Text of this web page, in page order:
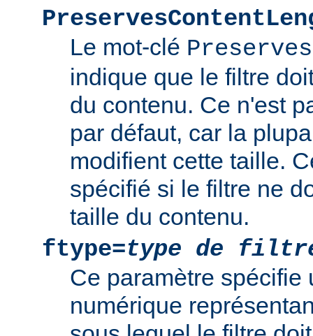
Le mot-clé
indique que le filtre
du contenu. Ce n'est
par défaut, car la
modifient cette taille.
spécifié si le filtre ne
taille du contenu.
ftype=type de
Ce paramètre spécifie
numérique